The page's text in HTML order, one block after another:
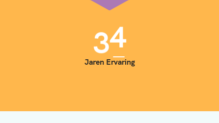
35
Jaren Ervaring